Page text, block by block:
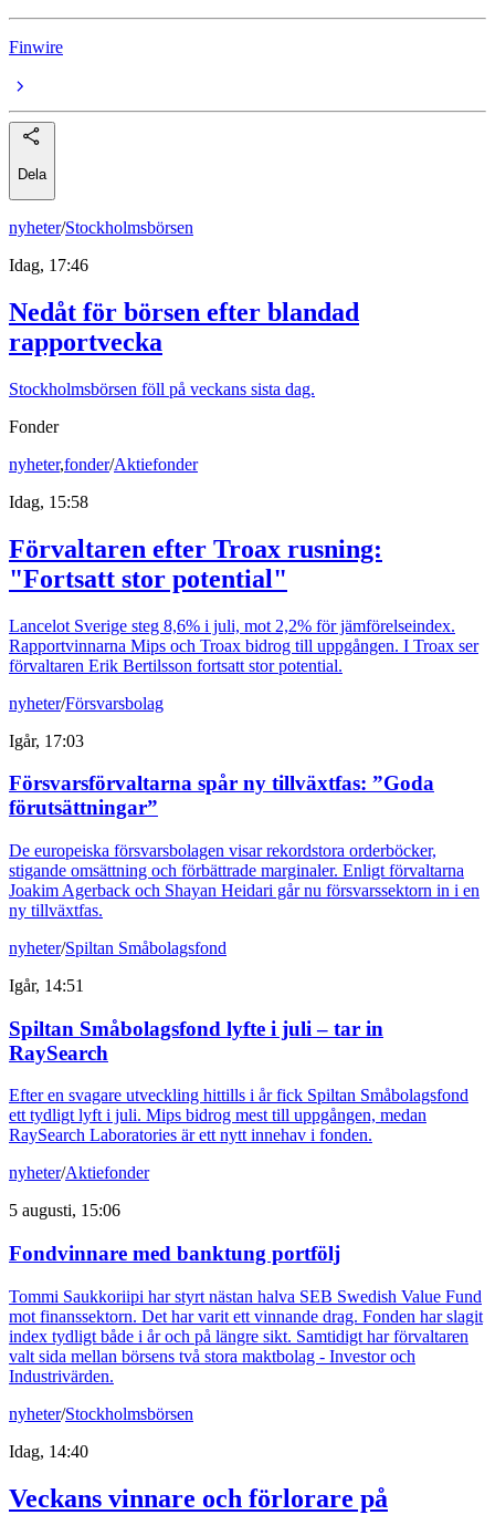
Finwire
Dela
nyheter/Stockholmsbörsen
Idag, 17:46
Nedåt för börsen efter blandad
rapportvecka
Stockholmsbörsen föll på veckans sista dag.
Fonder
nyheter,fonder/Aktiefonder
Idag, 15:58
Förvaltaren efter Troax rusning:
"Fortsatt stor potential"
Lancelot Sverige steg 8,6% i juli, mot 2,2% för jämförelseindex.
Rapportvinnarna Mips och Troax bidrog till uppgången. I Troax ser
förvaltaren Erik Bertilsson fortsatt stor potential.
nyheter/Försvarsbolag
Igår, 17:03
Försvarsförvaltarna spår ny tillväxtfas: ”Goda
förutsättningar”
De europeiska försvarsbolagen visar rekordstora orderböcker,
stigande omsättning och förbättrade marginaler. Enligt förvaltarna
Joakim Agerback och Shayan Heidari går nu försvarssektorn in i en
ny tillväxtfas.
nyheter/Spiltan Småbolagsfond
Igår, 14:51
Spiltan Småbolagsfond lyfte i juli – tar in
RaySearch
Efter en svagare utveckling hittills i år fick Spiltan Småbolagsfond
ett tydligt lyft i juli. Mips bidrog mest till uppgången, medan
RaySearch Laboratories är ett nytt innehav i fonden.
nyheter/Aktiefonder
5 augusti, 15:06
Fondvinnare med banktung portfölj
Tommi Saukkoriipi har styrt nästan halva SEB Swedish Value Fund
mot finanssektorn. Det har varit ett vinnande drag. Fonden har slagit
index tydligt både i år och på längre sikt. Samtidigt har förvaltaren
valt sida mellan börsens två stora maktbolag - Investor och
Industrivärden.
nyheter/Stockholmsbörsen
Idag, 14:40
Veckans vinnare och förlorare på